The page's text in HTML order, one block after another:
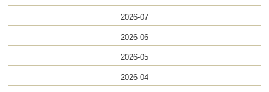
2026-07
2026-06
2026-05
2026-04